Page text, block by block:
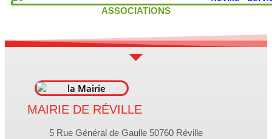
ASSOCIATIONS
MAIRIE DE RÉVILLE
5 Rue Général de Gaulle 50760 Réville